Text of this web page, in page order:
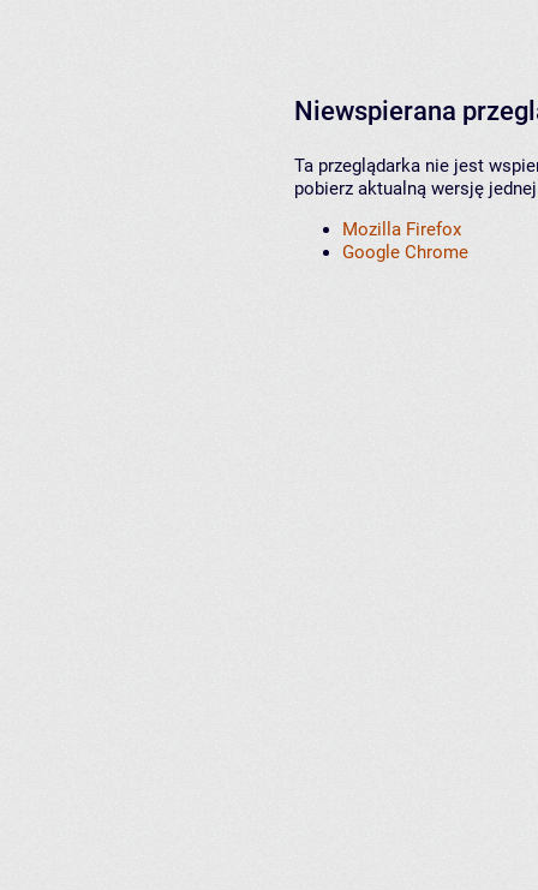
Niewspierana
Ta przeglądarka nie jest
pobierz aktualną wersję
Mozilla Firefox
Google Chrome